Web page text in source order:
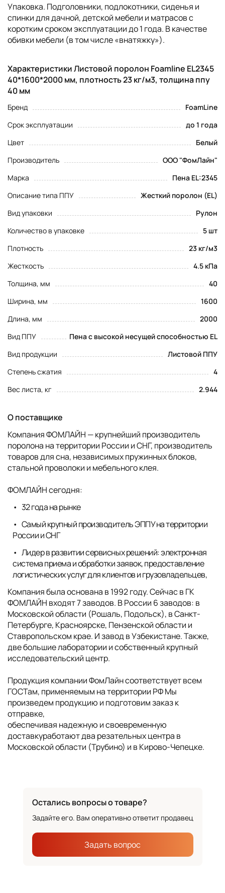
Упаковка. Подголовники, подлокотники, сиденья и
спинки для дачной, детской мебели и матрасов с
коротким сроком эксплуатации до 1 года. В качестве
обивки мебели (в том числе «внатяжку»).
Характеристики Листовой поролон Foamline EL2345
40*1600*2000 мм, плотность 23 кг/м3, толщина ппу
40 мм
Бренд
FoamLine
Срок эксплуатации
до 1 года
Цвет
Белый
Производитель
ООО "ФомЛайн"
Марка
Пена EL:2345
Описание типа ППУ
Жесткий поролон (EL)
Вид упаковки
Рулон
Количество в упаковке
5 шт
Плотность
23 кг/м3
Жесткость
4.5 кПа
Толщина, мм
40
Ширина, мм
1600
Длина, мм
2000
Вид ППУ
Пена с высокой несущей способностью EL
Вид продукции
Листовой ППУ
Степень сжатия
4
Вес листа, кг
2.944
О поставщике
Компания ФОМЛАЙН — крупнейший производитель
поролона на территории России и СНГ, производитель
товаров для сна, независимых пружинных блоков,
стальной проволоки и мебельного клея.
ФОМЛАЙН сегодня:
32 года на рынке
Самый крупный производитель ЭППУ на территории
России и СНГ
Лидер в развитии сервисных решений: электронная
система приема и обработки заявок, предоставление
логистических услуг для клиентов и грузовладельцев,
Компания была основана в 1992 году. Сейчас в ГК
ФОМЛАЙН входят 7 заводов. В России 6 заводов: в
Московской области (Рошаль, Подольск), в Санкт-
Петербурге, Красноярске, Пензенской области и
Ставропольском крае. И завод в Узбекистане. Также,
две большие лаборатории и собственный крупный
исследовательский центр.
Продукция компании ФомЛайн соответствует всем
ГОСТам, применяемым на территории РФ Мы
произведем продукцию и подготовим заказ к
отправке,
обеспечивая надежную и своевременную
доставкуработают два резательных центра в
Московской области (Трубино) и в Кирово-Чепецке.
Остались вопросы о товаре?
Задайте его. Вам оперативно ответит продавец
Задать вопрос